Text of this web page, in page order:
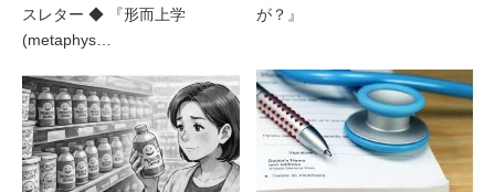
スレター ◆ 『形而上学
(metaphys…
が？』